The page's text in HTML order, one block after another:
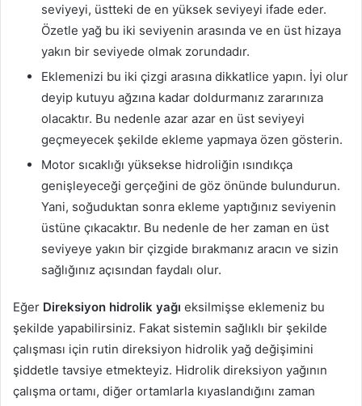
seviyeyi, üstteki de en yüksek seviyeyi ifade eder.
Özetle yağ bu iki seviyenin arasında ve en üst hizaya
yakın bir seviyede olmak zorundadır.
Eklemenizi bu iki çizgi arasına dikkatlice yapın. İyi olur
deyip kutuyu ağzına kadar doldurmanız zararınıza
olacaktır. Bu nedenle azar azar en üst seviyeyi
geçmeyecek şekilde ekleme yapmaya özen gösterin.
Motor sıcaklığı yüksekse hidroliğin ısındıkça
genişleyeceği gerçeğini de göz önünde bulundurun.
Yani, soğuduktan sonra ekleme yaptığınız seviyenin
üstüne çıkacaktır. Bu nedenle de her zaman en üst
seviyeye yakın bir çizgide bırakmanız aracın ve sizin
sağlığınız açısından faydalı olur.
Eğer Direksiyon hidrolik yağı eksilmişse eklemeniz bu
şekilde yapabilirsiniz. Fakat sistemin sağlıklı bir şekilde
çalışması için rutin direksiyon hidrolik yağ değişimini
şiddetle tavsiye etmekteyiz. Hidrolik direksiyon yağının
çalışma ortamı, diğer ortamlarla kıyaslandığını zaman